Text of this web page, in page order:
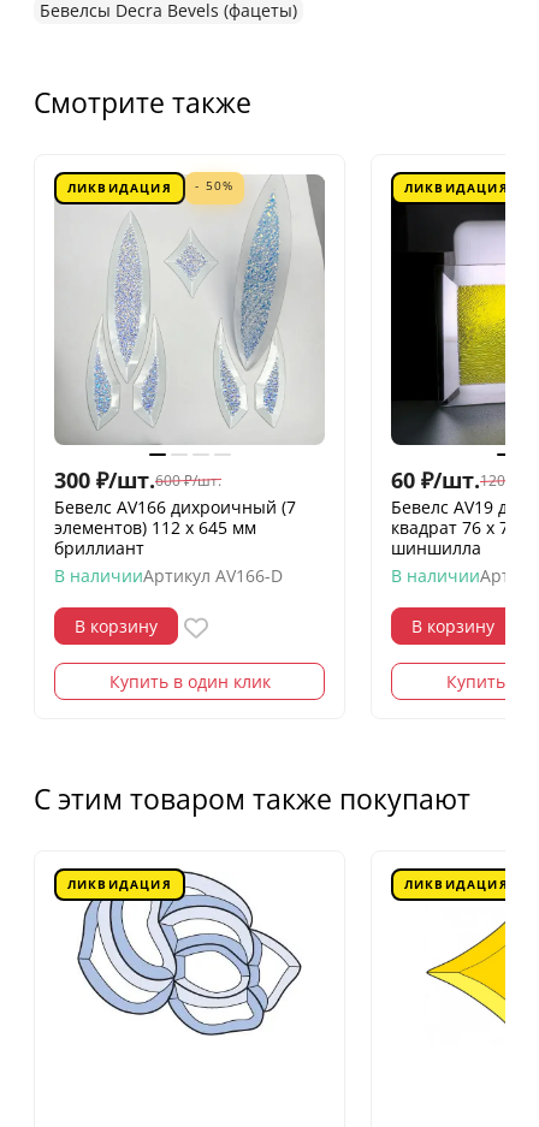
Бевелсы Decra Bevels (фацеты)
Смотрите также
ЛИКВИДАЦИЯ - 50%
300 ₽/шт.600 ₽/шт.
Бевелс AV166 дихроичный (7
элементов) 112 х 645 мм
бриллиант
В наличииАртикул AV166-D
В корзину
Купить в один клик
ЛИКВИДАЦИЯ
60 ₽/шт.120
Бевелс AV19
квадрат 76 х 76
шиншилла
В наличии
В корзину
Купить в
С этим товаром также покупают
ЛИКВИДАЦИЯ ЛИКВИДАЦИЯ